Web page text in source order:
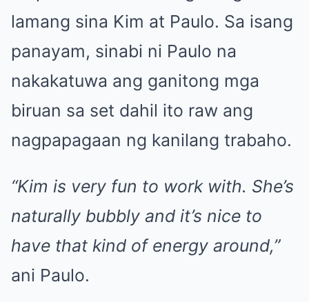
lamang sina Kim at Paulo. Sa isang
panayam, sinabi ni Paulo na
nakakatuwa ang ganitong mga
biruan sa set dahil ito raw ang
nagpapagaan ng kanilang trabaho.
“Kim is very fun to work with. She’s
naturally bubbly and it’s nice to
have that kind of energy around,”
ani Paulo.